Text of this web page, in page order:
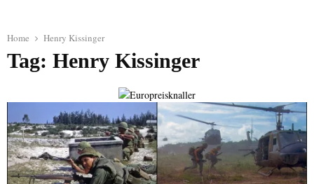
Home Henry Kissinger
Tag: Henry Kissinger